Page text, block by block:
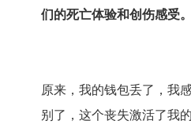
们的死亡体验和创伤感受。
原来，我的钱包丢了，我
别了，这个丧失激活了我